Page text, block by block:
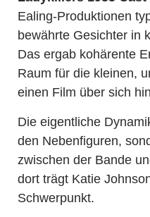
Ealing-Produktionen
bewährte Gesichter in
Das ergab kohärente
Raum für die kleinen,
einen Film über sich
Die eigentliche
den Nebenfiguren,
zwischen der Bande
dort trägt Katie
Schwerpunkt.